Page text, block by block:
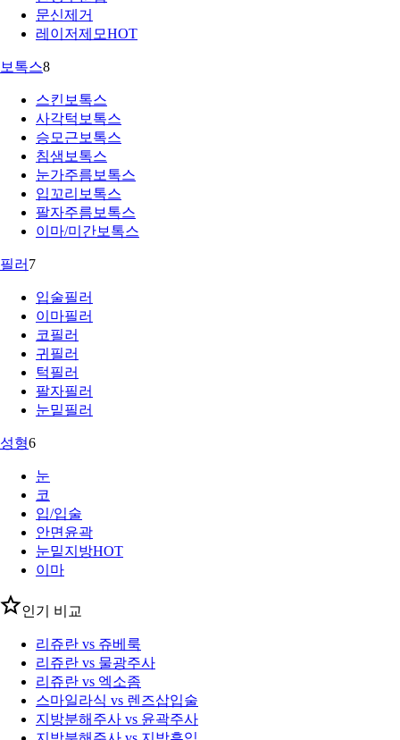
문신제거
레이저제모HOT
보톡스8
스킨보톡스
사각턱보톡스
승모근보톡스
침샘보톡스
눈가주름보톡스
입꼬리보톡스
팔자주름보톡스
이마/미간보톡스
필러 7
입술필러
이마필러
코필러
귀필러
턱필러
팔자필러
눈밑필러
성형6
눈
코
입/입술
안면윤곽
눈밑지방HOT
이마
인기 비교
리쥬란 vs 쥬베룩
리쥬란 vs 물광주사
리쥬란 vs 엑소좀
스마일라식 vs 렌즈삽입술
지방분해주사 vs 윤곽주사